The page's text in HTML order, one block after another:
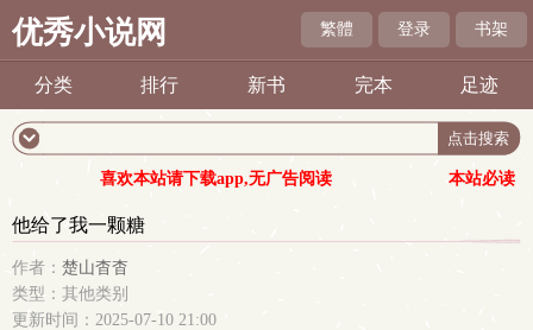
优秀小说网 繁體 登录 书架
分类 排行 新书 完本 足迹
喜欢本站请下载app,无广告阅读 本站必读
他给了我一颗糖
作者： 楚山杳杳
类型：其他类别
更新时间：2025-07-10 21:00